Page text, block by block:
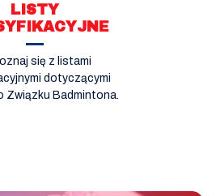
LISTY
się z listami
dotyczącymi
Związku Badmintona.